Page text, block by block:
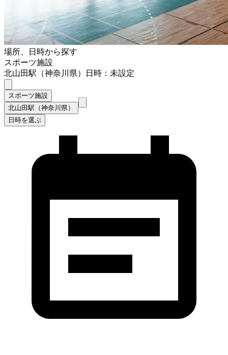
場所、日時から探す
スポーツ施設
北山田駅（神奈川県）
日時：未設定
スポーツ施設
北山田駅（神奈川県）
日時を選ぶ